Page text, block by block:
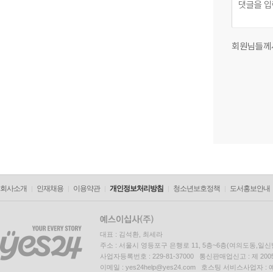
회원님들
회사소개 인재채용 이용약관 개인정보처리방침 청소년보호정책 도서홍보안내
대표 : 김석환, 최세라
주소 : 서울시 영등포구 은행로 11, 5층~6층(여의도동,일신
사업자등록번호 : 229-81-37000 통신판매업신고 : 제
이메일 : yes24help@yes24.com 호스팅 서비스사업자 :